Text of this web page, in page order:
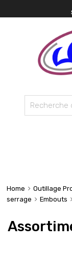
Home Outillage
serrage
Embouts